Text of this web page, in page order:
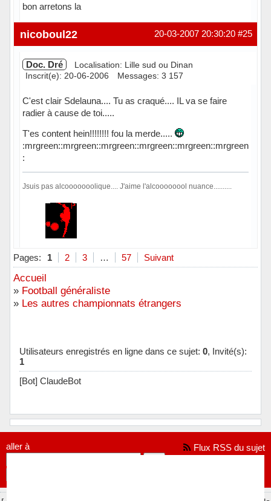
bon arretons la
Hors ligne #25
20-03-2007 20:30:20
nicoboul22
Doc. Dré
Localisation: Lille sud ou Dinan
Inscrit(e): 20-06-2006
Messages: 3 157
C'est clair Sdelauna.... Tu as craqué.... IL va se faire
radier à cause de toi.....
T'es content hein!!!!!!!! fou la merde.....
:mrgreen::mrgreen::mrgreen::mrgreen::mrgreen::mrgreen
:
Jsuis pas alcooooooolique.... J'aime l'alcoooooool nuance..........
Hors ligne
Pages: 1 2 3 … 57 Suivant
Accueil
» Football généraliste
» Les autres championnats étrangers
Utilisateurs enregistrés en ligne dans ce sujet: 0, Invité(s):
1
[Bot] ClaudeBot
aller à Flux RSS du sujet